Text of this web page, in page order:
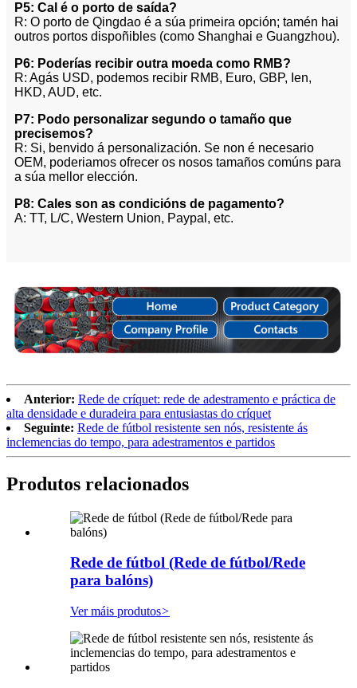
P5: Cal é o porto de saída?
R: O porto de Qingdao é a súa primeira opción; tamén hai
outros portos dispoñibles (como Shanghai e Guangzhou).
P6: Poderías recibir outra moeda como RMB?
R: Agás USD, podemos recibir RMB, Euro, GBP, Ien,
HKD, AUD, etc.
P7: Podo personalizar segundo o tamaño que
precisemos?
R: Si, benvido á personalización. Se non é necesario
OEM, poderiamos ofrecer os nosos tamaños comúns para
a súa mellor elección.
P8: Cales son as condicións de pagamento?
A: TT, L/C, Western Union, Paypal, etc.
Anterior: Rede de críquet: rede de adestramento e práctica de
alta densidade e duradeira para entusiastas do críquet
Seguinte: Rede de fútbol resistente sen nós, resistente ás
inclemencias do tempo, para adestramentos e partidos
Produtos relacionados
Rede de fútbol (Rede de fútbol/Rede
para balóns)
Ver máis produtos>